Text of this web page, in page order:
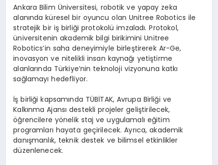
Ankara Bilim Üniversitesi, robotik ve yapay zeka
alanında küresel bir oyuncu olan Unitree Robotics ile
stratejik bir iş birliği protokolü imzaladı. Protokol,
üniversitenin akademik bilgi birikimini Unitree
Robotics’in saha deneyimiyle birleştirerek Ar-Ge,
inovasyon ve nitelikli insan kaynağı yetiştirme
alanlarında Türkiye’nin teknoloji vizyonuna katkı
sağlamayı hedefliyor.
İş birliği kapsamında TÜBİTAK, Avrupa Birliği ve
Kalkınma Ajansı destekli projeler geliştirilecek,
öğrencilere yönelik staj ve uygulamalı eğitim
programları hayata geçirilecek. Ayrıca, akademik
danışmanlık, teknik destek ve bilimsel etkinlikler
düzenlenecek.